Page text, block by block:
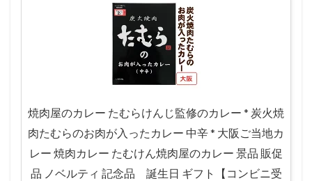
焼肉屋のカレー たむらけんじ監修のカレー * 炭火焼
肉たむらのお肉が入ったカレー 中辛 * 大阪ご当地カ
レー 焼肉カレー たむけん焼肉屋のカレー 景品 販促
品 ノベルティ 記念品 誕生日 ギフト【コンビニ受